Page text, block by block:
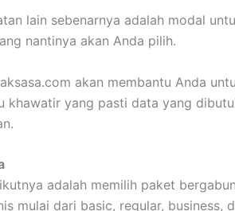
lain sebenarnya adalah modal
nantinya akan Anda pilih.
akan membantu Anda
khawatir yang pasti data yang
adalah memilih paket
mulai dari basic, regular, business,